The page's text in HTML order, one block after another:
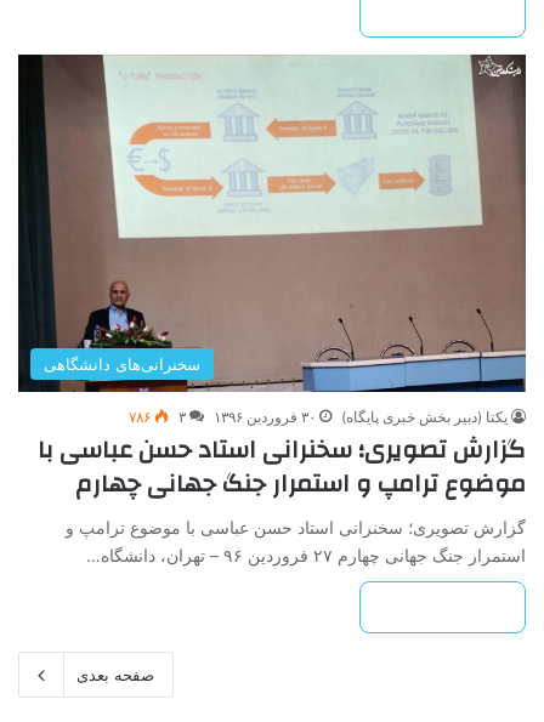
سخنرانی‌های دانشگاهی
یکتا (دبیر بخش خبری پایگاه) ۳۰ فروردین ۱۳۹۶ ۳ ۷۸۶
گزارش تصویری؛ سخنرانی استاد حسن عباسی با
موضوع ترامپ و استمرار جنگ جهانی چهارم
گزارش تصویری؛ سخنرانی استاد حسن عباسی با موضوع ترامپ و
استمرار جنگ جهانی چهارم ۲۷ فروردین ۹۶ – تهران، دانشگاه…
صفحه بعدی